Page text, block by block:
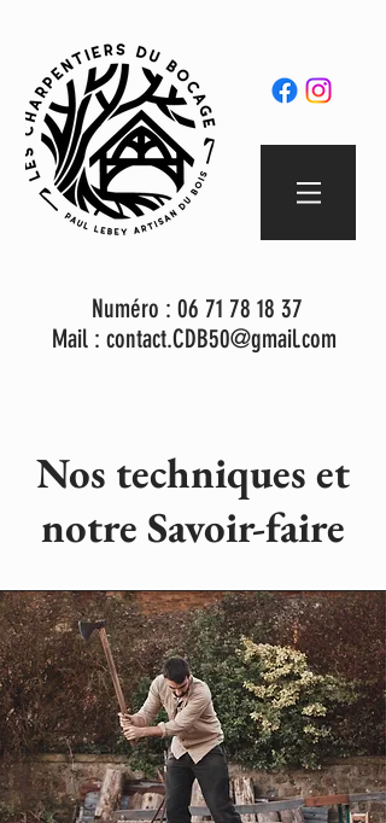
Numéro : 06 71 78 18 37
Mail : contact.CDB50@gmail.com
Nos techniques et
notre Savoir-faire